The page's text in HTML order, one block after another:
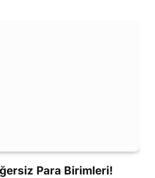
Para Birimleri!